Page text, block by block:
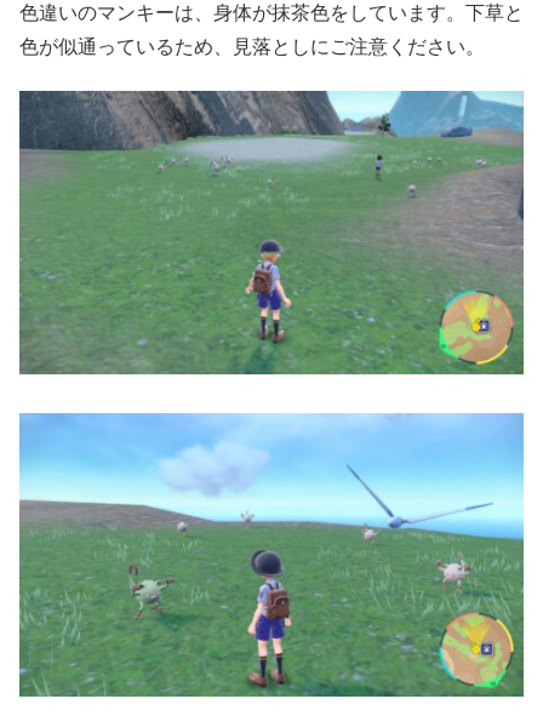
色違いのマンキーは、身体が抹茶色をしています。下草と
色が似通っているため、見落としにご注意ください。